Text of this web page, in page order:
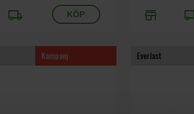
local_shipping store
Kampanj Everlast